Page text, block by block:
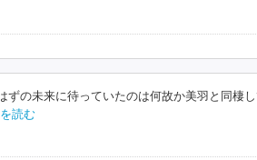
の未来に待っていたのは何故か美羽と同棲
読む